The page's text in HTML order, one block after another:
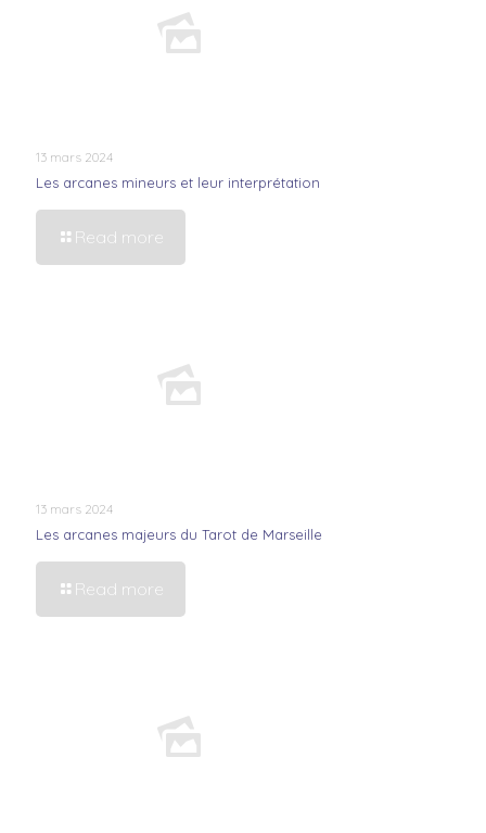
13 mars 2024
Les arcanes mineurs et leur interprétation
Read more
13 mars 2024
Les arcanes majeurs du Tarot de Marseille
Read more